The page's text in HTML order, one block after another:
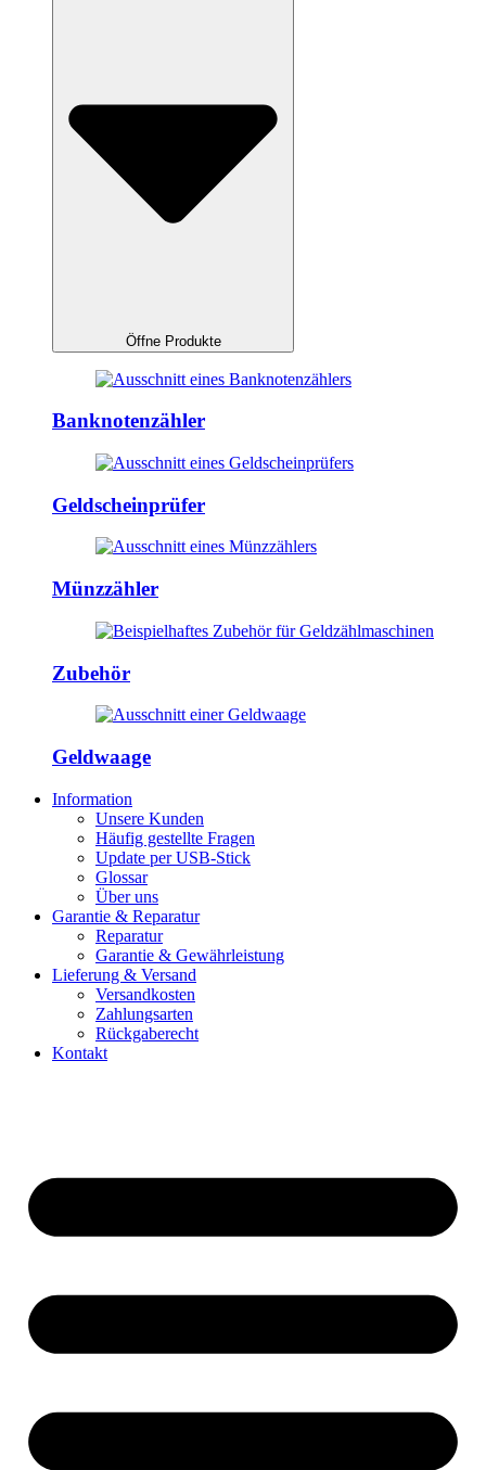
Öffne Produkte
Banknotenzähler
Geldscheinprüfer
Münzzähler
Zubehör
Geldwaage
Information
Unsere Kunden
Häufig gestellte Fragen
Update per USB-Stick
Glossar
Über uns
Garantie & Reparatur
Reparatur
Garantie & Gewährleistung
Lieferung & Versand
Versandkosten
Zahlungsarten
Rückgaberecht
Kontakt